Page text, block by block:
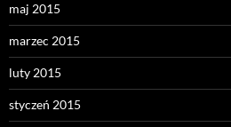
maj 2015
marzec 2015
luty 2015
styczeń 2015